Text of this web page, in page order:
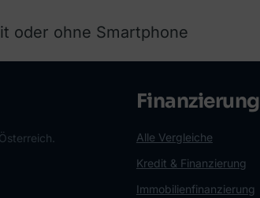
oder ohne Smartphone
Finanzierung
Alle Vergleiche
Kredit & Finanzierung
Immobilienfinanzierung